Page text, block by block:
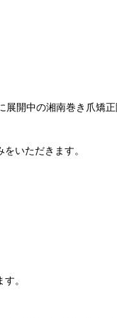
開中の湘南巻き爪矯正
いただきます。
。